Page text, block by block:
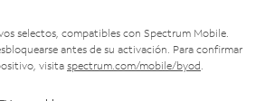
selectos, compatibles con Spectrum Mobile.
antes de su activación. Para confirmar
visita spectrum.com/mobile/byod